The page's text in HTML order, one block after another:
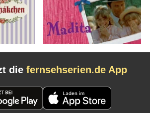
die fernsehserien.de App